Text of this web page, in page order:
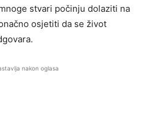
stvari počinju dolaziti na
osjetiti da se život
nakon oglasa